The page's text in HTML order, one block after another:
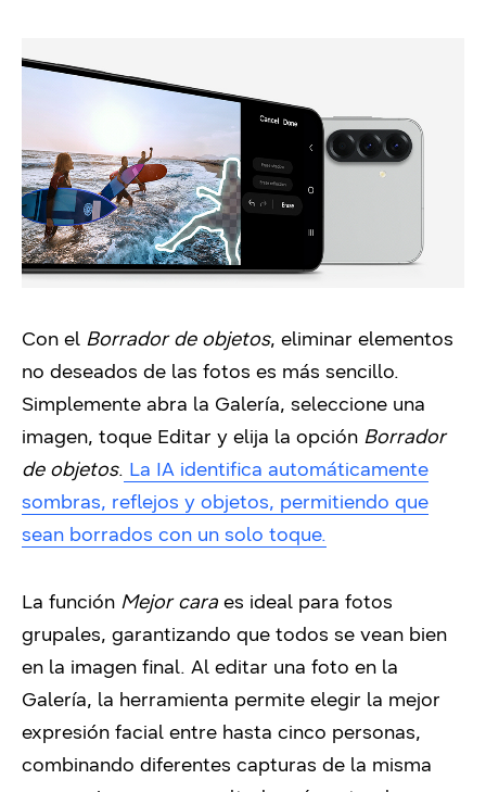
Con el Borrador de objetos, eliminar elementos
no deseados de las fotos es más sencillo.
Simplemente abra la Galería, seleccione una
imagen, toque Editar y elija la opción Borrador
de objetos. La IA identifica automáticamente
sombras, reflejos y objetos, permitiendo que
sean borrados con un solo toque.
La función Mejor cara es ideal para fotos
grupales, garantizando que todos se vean bien
en la imagen final. Al editar una foto en la
Galería, la herramienta permite elegir la mejor
expresión facial entre hasta cinco personas,
combinando diferentes capturas de la misma